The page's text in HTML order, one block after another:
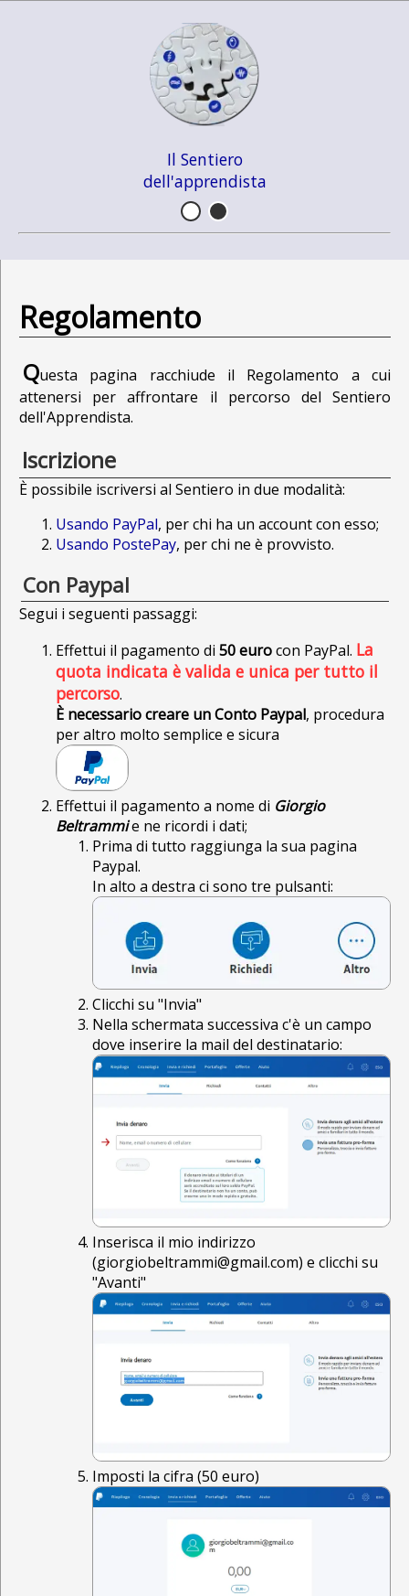
Il Sentiero
dell'apprendista
Regolamento
Questa pagina racchiude il Regolamento a cui
attenersi per affrontare il percorso del Sentiero
dell'Apprendista.
Iscrizione
È possibile iscriversi al Sentiero in due modalità:
Usando PayPal, per chi ha un account con esso;
Usando PostePay, per chi ne è provvisto.
Con Paypal
Segui i seguenti passaggi:
Effettui il pagamento di 50 eurocon PayPal. La
quota indicata è valida e unica per tutto il
percorso.
È necessario creare un Conto Paypal, procedura
per altro molto semplice e sicura
Effettui il pagamento a nome di Giorgio
Beltrammie ne ricordi i dati;
Prima di tutto raggiunga la sua pagina
Paypal.
In alto a destra ci sono tre pulsanti:
Clicchi su "Invia"
Nella schermata successiva c'è un campo
dove inserire la mail del destinatario:
Inserisca il mio indirizzo
(giorgiobeltrammi@gmail.com) e clicchi su
"Avanti"
Imposti la cifra (50 euro)